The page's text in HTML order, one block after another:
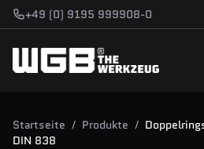
Zum Hauptinhalt springen
+49 (0) 9195 999908-0
Startseite / Produkte /
DIN 838